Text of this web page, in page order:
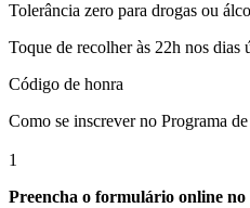
Tolerância zero para drogas ou
Toque de recolher às 22h nos dias
Código de honra
Como se inscrever no Programa
1
Preencha o formulário online no